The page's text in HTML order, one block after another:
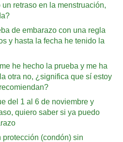
retraso en la menstruación,
de embarazo con una regla
y hasta la fecha he tenido la
he hecho la prueba y me ha
otra no, ¿significa que sí estoy
del 1 al 6 de noviembre y
quiero saber si ya puedo
(condón) sin